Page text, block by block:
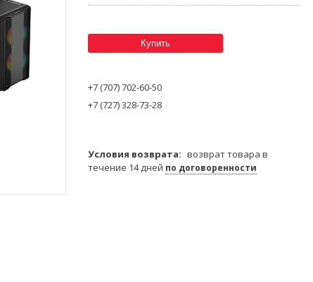
Купить
+7 (707) 702-60-50
+7 (727) 328-73-28
возврат товара в
течение 14 дней по договоренности